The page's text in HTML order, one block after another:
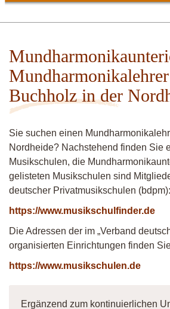
Buchholz in der
Sie suchen einen
Nordheide? Nachstehend finden Sie
Musikschulen, die
gelisteten Musikschulen sind
deutscher Privatmusikschulen (bdpm):
https://www.musikschulfinder.de
Die Adressen der im „Verband
organisierten Einrichtungen finden
https://www.musikschulen.de
Ergänzend zum kontinuierlichen